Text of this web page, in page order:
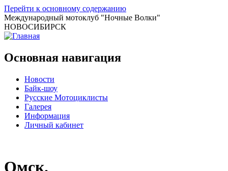
Перейти к основному содержанию
Международный мотоклуб "Ночные Волки"
НОВОСИБИРСК
Основная навигация
Новости
Байк-шоу
Русские Мотоциклисты
Галерея
Информация
Личный кабинет
Омск.